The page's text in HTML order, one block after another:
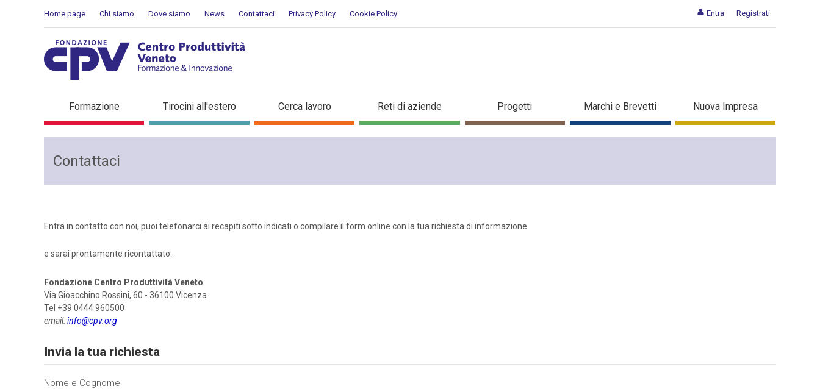
Entra Registrati
Home page Chi siamo Dove siamo News Contattaci Privacy Policy Cookie Policy
Contattaci
Formazione Tirocini all'estero Cerca lavoro Reti di aziende Progetti Marchi e Brevetti Nuova Impresa
Contattaci
Entra in contatto con noi, puoi telefonarci ai recapiti sotto indicati o compilare il form online con la tua richiesta di informazione
e sarai prontamente ricontattato.
Fondazione Centro Produttività Veneto
Via Gioacchino Rossini, 60 - 36100 Vicenza
Tel +39 0444 960500
email:info@cpv.org
Invia la tua richiesta
Nome e Cognome